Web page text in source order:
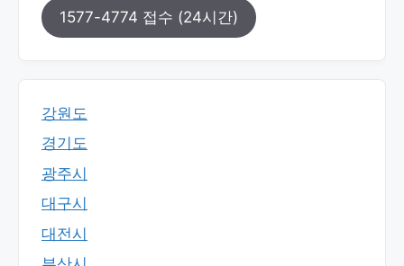
1577-4774 접수 (24시간)
강원도
경기도
광주시
대구시
대전시